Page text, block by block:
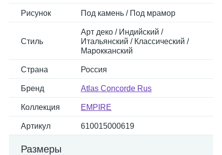
Рисунок Под камень / Под мрамор
Стиль
Арт деко / Индийский /
Итальянский / Классический /
Марокканский
Страна Россия
Бренд Atlas Concorde Rus
Коллекция EMPIRE
Артикул 610015000619
Размеры